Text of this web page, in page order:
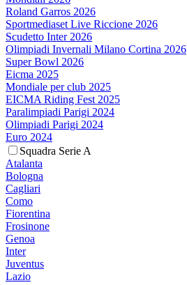
Roland Garros 2026
Sportmediaset Live Riccione 2026
Scudetto Inter 2026
Olimpiadi Invernali Milano Cortina 2026
Super Bowl 2026
Eicma 2025
Mondiale per club 2025
EICMA Riding Fest 2025
Paralimpiadi Parigi 2024
Olimpiadi Parigi 2024
Euro 2024
Squadra Serie A
Atalanta
Bologna
Cagliari
Como
Fiorentina
Frosinone
Genoa
Inter
Juventus
Lazio